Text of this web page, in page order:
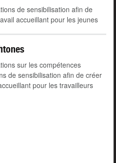
de sensibilisation afin de
accueillant pour les jeunes
sur les compétences
de sensibilisation afin de créer
pour les travailleurs